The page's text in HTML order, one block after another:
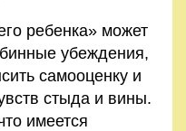
ребенка» может
убеждения,
самооценку и
стыда и вины.
имеется